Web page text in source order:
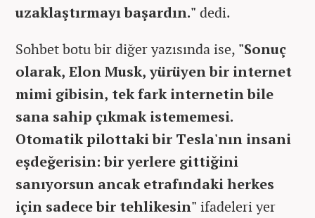
uzaklaştırmayı başardın." dedi.
Sohbet botu bir diğer yazısında ise, "Sonuç
olarak, Elon Musk, yürüyen bir internet
mimi gibisin, tek fark internetin bile
sana sahip çıkmak istememesi.
Otomatik pilottaki bir Tesla'nın insani
eşdeğerisin: bir yerlere gittiğini
sanıyorsun ancak etrafındaki herkes
için sadece bir tehlikesin" ifadeleri yer